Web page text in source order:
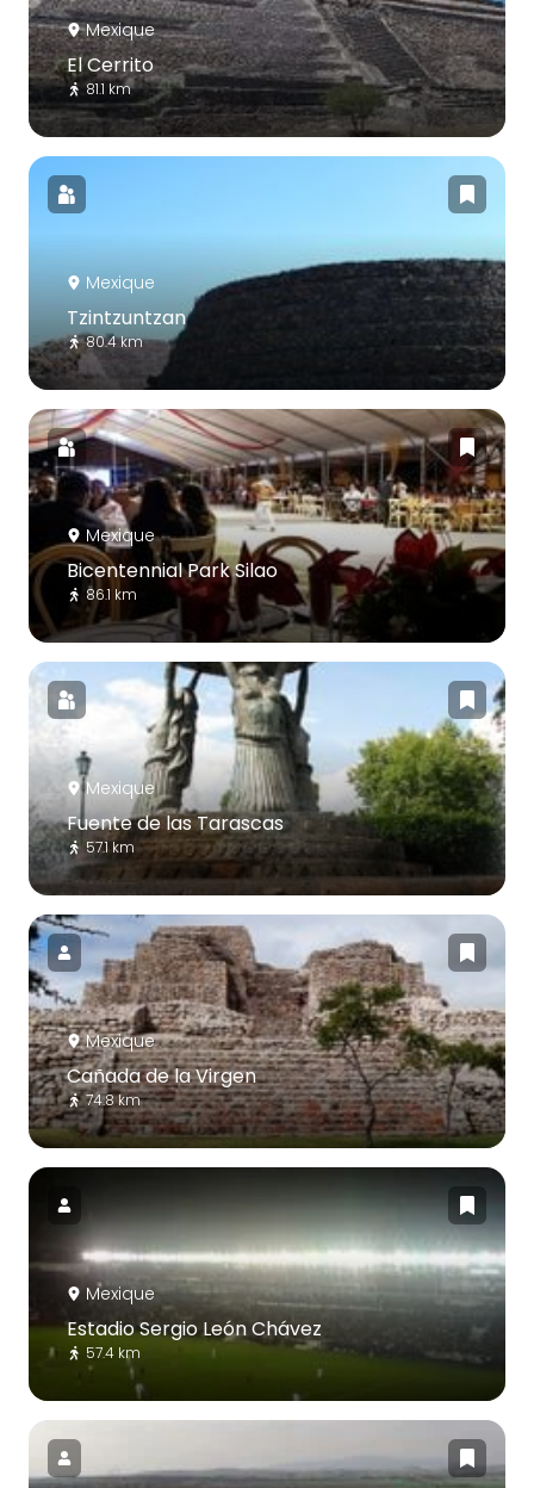
Mexique
El Cerrito
81.1 km
Mexique
Tzintzuntzan
80.4 km
Mexique
Bicentennial Park Silao
86.1 km
Mexique
Fuente de las Tarascas
57.1 km
Mexique
Cañada de la Virgen
74.8 km
Mexique
Estadio Sergio León Chávez
57.4 km